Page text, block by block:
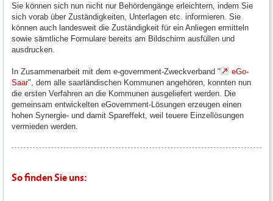
Sie können sich nun nicht nur Behördengänge erleichtern, indem Sie
sich vorab über Zuständigkeiten, Unterlagen etc. informieren. Sie
können auch landesweit die Zuständigkeit für ein Anliegen ermitteln
sowie sämtliche Formulare bereits am Bildschirm ausfüllen und
ausdrucken.
In Zusammenarbeit mit dem e-government-Zweckverband "
eGo-
Saar", dem alle saarländischen Kommunen angehören, konnten nun
die ersten Verfahren an die Kommunen ausgeliefert werden. Die
gemeinsam entwickelten eGovernment-Lösungen erzeugen einen
hohen Synergie- und damit Spareffekt, weil teuere Einzellösungen
vermieden werden.
So finden Sie uns: